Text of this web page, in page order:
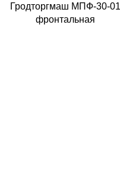
Гродторгмаш МПФ-30-01
фронтальная